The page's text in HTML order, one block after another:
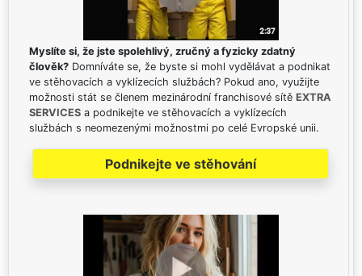
Myslíte si, že jste spolehlivý, zručný a fyzicky zdatný
člověk? Domníváte se, že byste si mohl vydělávat a podnikat
ve stěhovacích a vyklízecích službách? Pokud ano, využijte
možnosti stát se členem mezinárodní franchisové sítě EXTRA
SERVICES a podnikejte ve stěhovacích a vyklízecích
službách s neomezenými možnostmi po celé Evropské unii.
Podnikejte ve stěhování